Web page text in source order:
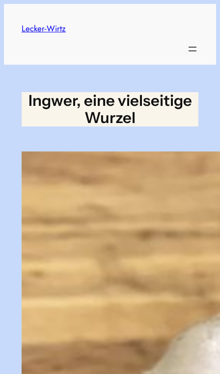
content
Lecker-Wirtz
Ingwer, eine vielseitige
Wurzel